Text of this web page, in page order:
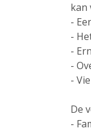
kan
-
-
-
-
-
De
-